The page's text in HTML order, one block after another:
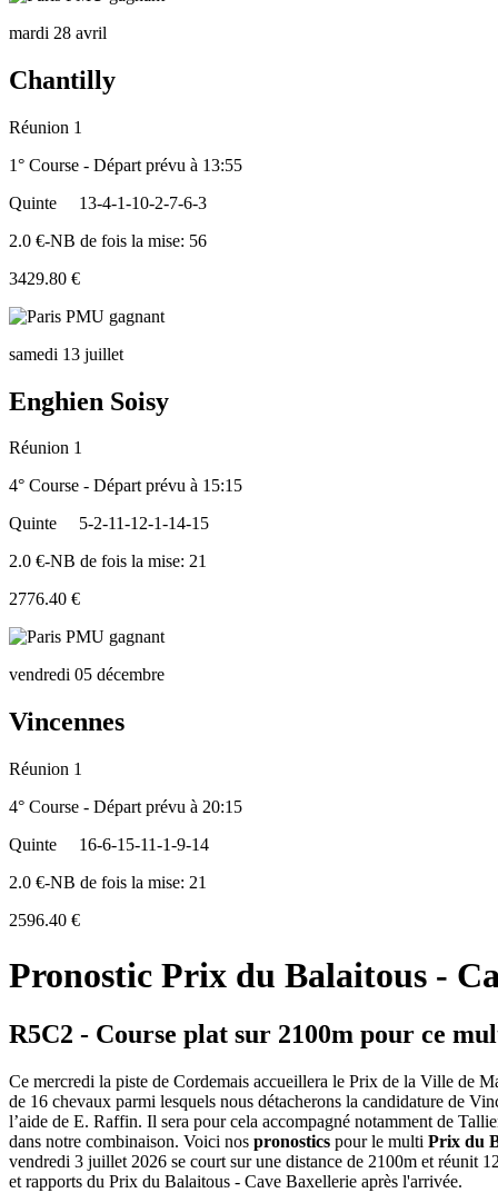
mardi 28 avril
Chantilly
Réunion 1
1° Course - Départ prévu à 13:55
Quinte
13-4-1-10-2-7-6-3
2.0 €-NB de fois la mise: 56
3429.80 €
samedi 13 juillet
Enghien Soisy
Réunion 1
4° Course - Départ prévu à 15:15
Quinte
5-2-11-12-1-14-15
2.0 €-NB de fois la mise: 21
2776.40 €
vendredi 05 décembre
Vincennes
Réunion 1
4° Course - Départ prévu à 20:15
Quinte
16-6-15-11-1-9-14
2.0 €-NB de fois la mise: 21
2596.40 €
Pronostic Prix du Balaitous -
R5C2 - Course plat sur 2100m pour ce
Ce mercredi la piste de Cordemais accueillera le Prix de la Ville de
de 16 chevaux parmi lesquels nous détacherons la candidature de
l’aide de E. Raffin. Il sera pour cela accompagné notamment de
dans notre combinaison. Voici nos pronostics pour le multi Prix du
vendredi 3 juillet 2026 se court sur une distance de 2100m et réunit
et rapports du Prix du Balaitous - Cave Baxellerie après l'arrivée.